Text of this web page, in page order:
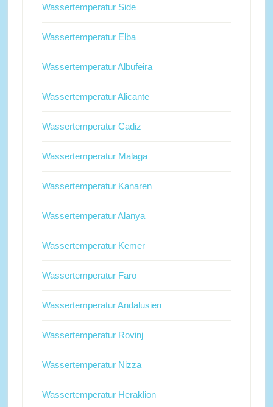
Wassertemperatur Side
Wassertemperatur Elba
Wassertemperatur Albufeira
Wassertemperatur Alicante
Wassertemperatur Cadiz
Wassertemperatur Malaga
Wassertemperatur Kanaren
Wassertemperatur Alanya
Wassertemperatur Kemer
Wassertemperatur Faro
Wassertemperatur Andalusien
Wassertemperatur Rovinj
Wassertemperatur Nizza
Wassertemperatur Heraklion